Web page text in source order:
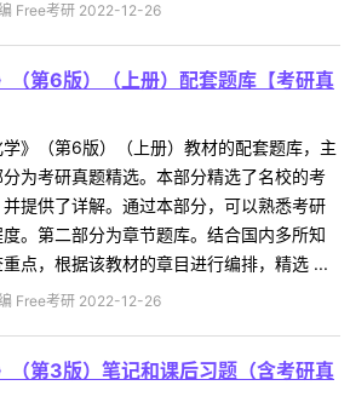
Free考研 2022-12-26
（第6版）（上册）配套题库【考研真
》（第6版）（上册）教材的配套题库，主
为考研真题精选。本部分精选了名校的考
提供了详解。通过本部分，可以熟悉考研
。第二部分为章节题库。结合国内多所知
点，根据该教材的章目进行编排，精选 ...
Free考研 2022-12-26
（第3版）笔记和课后习题（含考研真